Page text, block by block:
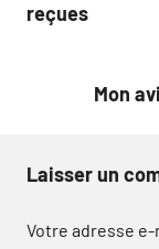
reçues
Mon
Laisser un
Votre adresse e-